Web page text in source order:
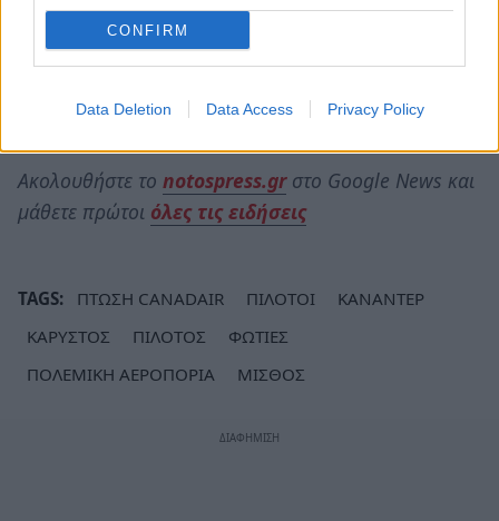
CONFIRM
Data Deletion Data Access Privacy Policy
αεροσκάφη να επιχειρούν συνεχώς. Κάθε πτήση
όμως, γίνεται με κίνδυνο την ίδια τη ζωή του
Ακολουθήστε το notospress.grστο Google News και
μάθετε πρώτοι όλες τις ειδήσεις
TAGS: ΠΤΩΣΗ CANADAIR ΠΙΛΟΤΟΙ
ΚΑΝΑΝΤΕΡ
ΚΑΡΥΣΤΟΣ
ΠΙΛΟΤΟΣ
ΦΩΤΙΕΣ
ΠΟΛΕΜΙΚΗ ΑΕΡΟΠΟΡΙΑ
ΜΙΣΘΟΣ